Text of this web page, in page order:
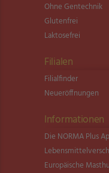
Ohne Gentechnik
Glutenfrei
Laktosefrei
Filialen
Filialfinder
Neueröffnungen
Informationen
Die NORMA Plus
Europäische